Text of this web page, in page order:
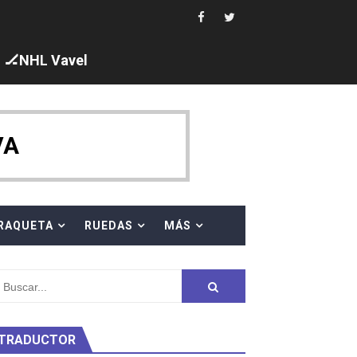
al equipo neutral ruso, llevándose 8 medallas, seis para
en el Grand Slam Mexico
Taddeucci. Ángela Martínez 5ª en 10km
Project
🏒NHL Vavel
RAQUETA RUEDAS MÁS